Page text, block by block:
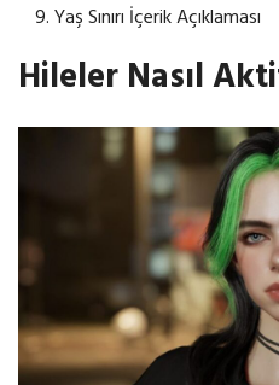
Yaş Sınırı İçerik Açıklaması
Hileler Nasıl